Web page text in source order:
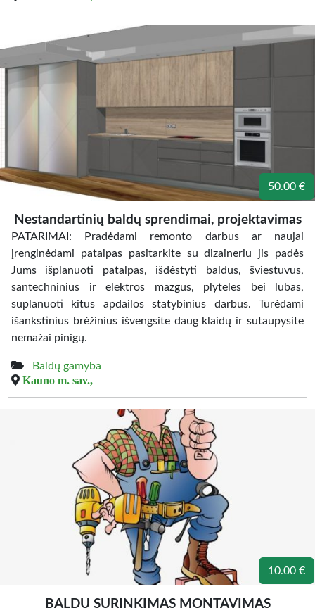
50.00 €
Nestandartinių baldų sprendimai, projektavimas
PATARIMAI: Pradėdami remonto darbus ar naujai
įrenginėdami patalpas pasitarkite su dizaineriu jis padės
Jums išplanuoti patalpas, išdėstyti baldus, šviestuvus,
santechninius ir elektros mazgus, plyteles bei lubas,
suplanuoti kitus apdailos statybinius darbus. Turėdami
išankstinius brėžinius išvengsite daug klaidų ir sutaupysite
nemažai pinigų.
Baldų gamyba
Kauno m. sav.,
10.00 €
BALDU SURINKIMAS MONTAVIMAS